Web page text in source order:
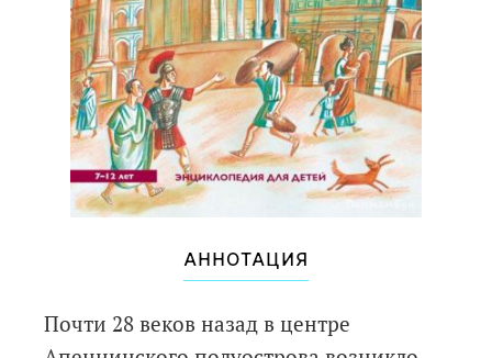
АННОТАЦИЯ
Почти 28 веков назад в центре